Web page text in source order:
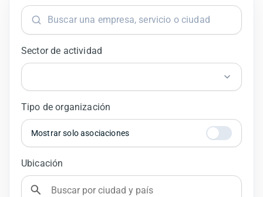
Sector de actividad
Tipo de organización
Mostrar solo asociaciones
Ubicación